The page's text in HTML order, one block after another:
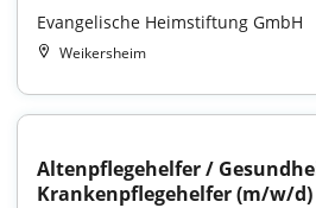
Evangelische Heimstiftung GmbH
Weikersheim
Altenpflegehelfer /
Krankenpflegehelfer (m/w/d)